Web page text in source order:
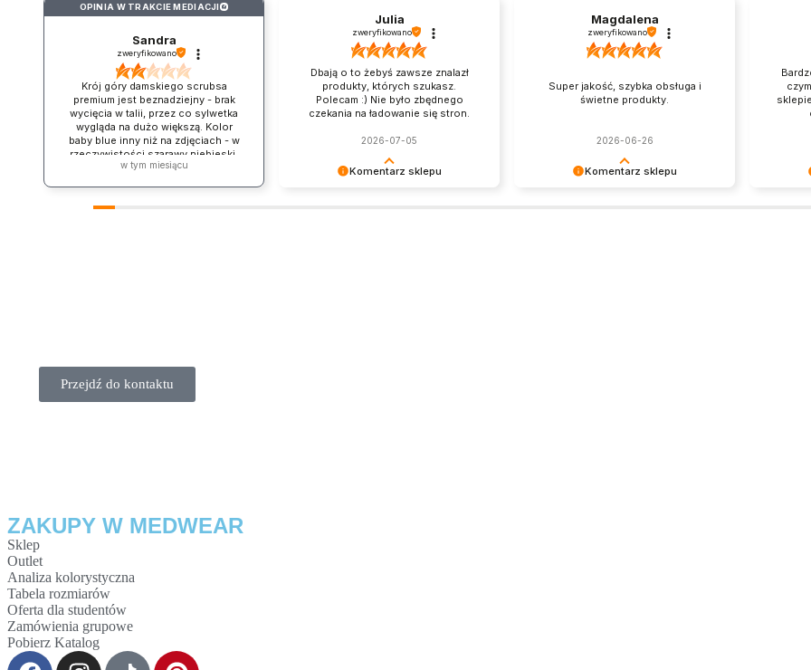
OPINIA W TRAKCIE MEDIACJI ?
Sandra
zweryfikowano
Krój góry damskiego scrubsa
premium jest beznadziejny - brak
wycięcia w talii, przez co sylwetka
wygląda na dużo większą. Kolor
baby blue inny niż na zdjęciach - w
rzeczywistości szarawy niebieski.
Niestety zwracam całość.
w tym miesiącu Komentarz sklepu
Julia
zweryfikowano
Dbają o to żebyś zawsze znalazł
produkty, których szukasz.
Polecam :) Nie było zbędnego
czekania na ładowanie się stron.
2026-07-05
Komentarz sklepu
Magdalena
zweryfikowano
Super jakość, szybka obsługa i
świetne produkty.
2026-06-26
Przejdź do kontaktu
ZAKUPY W MEDWEAR
Sklep
Outlet
Analiza kolorystyczna
Tabela rozmiarów
Oferta dla studentów
Zamówienia grupowe
Pobierz Katalog